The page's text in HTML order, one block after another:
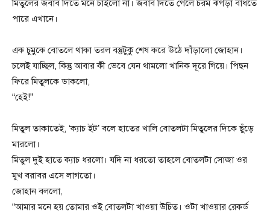
মিতুলের জবাব দিতে মনে চাইলো না। জবাব দিতে গেলে চরম ঝগড়া বাঁধতে
পারে এখানে।
এক চুমুকে বোতলে থাকা তরল বস্তুটুকু শেষ করে উঠে দাঁড়ালো জোহান।
চলেই যাচ্ছিল, কিন্তু আবার কী ভেবে যেন থামলো খানিক দূরে গিয়ে। পিছন
ফিরে মিতুলকে ডাকলো,
“হেই!”
মিতুল তাকাতেই, ‘ক্যাচ ইট’ বলে হাতের খালি বোতলটা মিতুলের দিকে ছুঁড়ে
মারলো।
মিতুল দুই হাতে ক্যাচ ধরলো। যদি না ধরতো তাহলে বোতলটা সোজা ওর
মুখ বরাবর এসে লাগতো।
জোহান বললো,
“আমার মনে হয় তোমার ওই বোতলটা খাওয়া উচিত। ওটা খাওয়ার রেকর্ড